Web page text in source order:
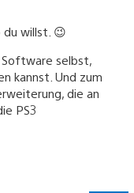
willst. 😉
selbst,
kannst. Und zum
die an
PS3